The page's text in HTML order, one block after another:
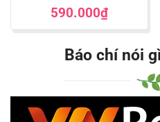
sao
590.000₫
Báo chí nói